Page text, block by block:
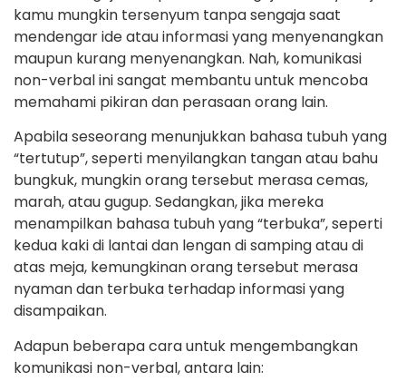
kamu mungkin tersenyum tanpa sengaja saat
mendengar ide atau informasi yang menyenangkan
maupun kurang menyenangkan. Nah, komunikasi
non-verbal ini sangat membantu untuk mencoba
memahami pikiran dan perasaan orang lain.
Apabila seseorang menunjukkan bahasa tubuh yang
“tertutup”, seperti menyilangkan tangan atau bahu
bungkuk, mungkin orang tersebut merasa cemas,
marah, atau gugup. Sedangkan, jika mereka
menampilkan bahasa tubuh yang “terbuka”, seperti
kedua kaki di lantai dan lengan di samping atau di
atas meja, kemungkinan orang tersebut merasa
nyaman dan terbuka terhadap informasi yang
disampaikan.
Adapun beberapa cara untuk mengembangkan
komunikasi non-verbal, antara lain: